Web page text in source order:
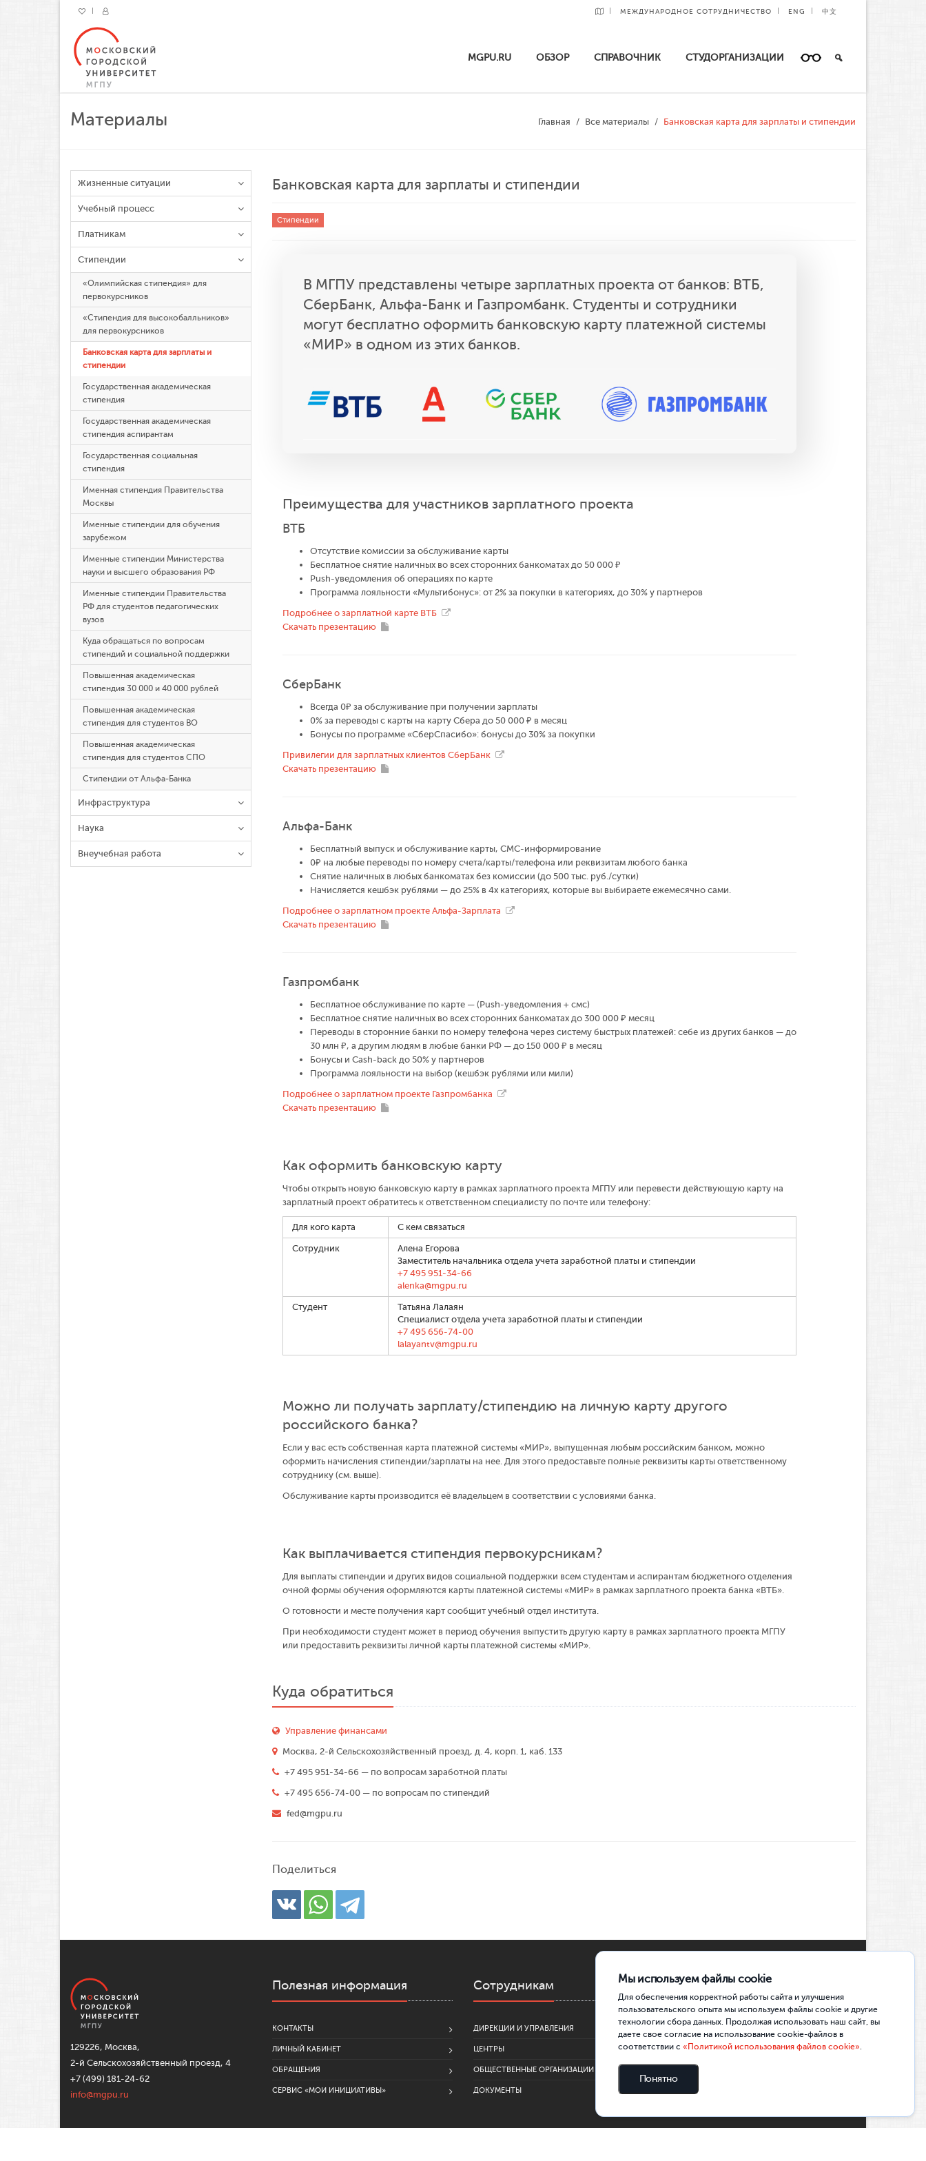
МЕЖДУНАРОДНОЕ СОТРУДНИЧЕСТВО ENG 中文
MGPU.RU ОБЗОР СПРАВОЧНИК СТУДОРГАНИЗАЦИИ
Материалы Главная Все материалы Банковская карта для зарплаты и стипендии
Жизненные ситуации
Учебный процесс
Платникам
Стипендии
«Олимпийская стипендия» для
первокурсников
«Стипендия для высокобалльников»
для первокурсников
Банковская карта для зарплаты и
стипендии
Государственная академическая
стипендия
Государственная академическая
стипендия аспирантам
Государственная социальная
стипендия
Именная стипендия Правительства
Москвы
Именные стипендии для обучения
зарубежом
Именные стипендии Министерства
науки и высшего образования РФ
Именные стипендии Правительства
РФ для студентов педагогических
вузов
Куда обращаться по вопросам
стипендий и социальной поддержки
Повышенная академическая
стипендия 30 000 и 40 000 рублей
Повышенная академическая
стипендия для студентов ВО
Повышенная академическая
стипендия для студентов СПО
Стипендии от Альфа‑Банка
Инфраструктура
Наука
Внеучебная работа
Банковская карта для зарплаты и стипендии
Стипендии
В МГПУ представлены четыре зарплатных проекта от банков: ВТБ,
СберБанк, Альфа-Банк и Газпромбанк. Студенты и сотрудники
могут бесплатно оформить банковскую карту платежной системы
«МИР» в одном из этих банков.
Преимущества для участников зарплатного проекта
ВТБ
Отсутствие комиссии за обслуживание карты
Бесплатное снятие наличных во всех сторонних банкоматах до 50 000 ₽
Push-уведомления об операциях по карте
Программа лояльности «Мультибонус»: от 2% за покупки в категориях, до 30% у партнеров
Подробнее о зарплатной карте ВТБ
Скачать презентацию
СберБанк
Всегда 0₽ за обслуживание при получении зарплаты
0% за переводы с карты на карту Сбера до 50 000 ₽ в месяц
Бонусы по программе «СберСпасибо»: бонусы до 30% за покупки
Привилегии для зарплатных клиентов СберБанк
Скачать презентацию
Альфа-Банк
Бесплатный выпуск и обслуживание карты, СМС-информирование
0₽ на любые переводы по номеру счета/карты/телефона или реквизитам любого банка
Снятие наличных в любых банкоматах без комиссии (до 500 тыс. руб./сутки)
Начисляется кешбэк рублями — до 25% в 4х категориях, которые вы выбираете ежемесячно сами.
Подробнее о зарплатном проекте Альфа-Зарплата
Скачать презентацию
Газпромбанк
Бесплатное обслуживание по карте — (Push-уведомления + смс)
Бесплатное снятие наличных во всех сторонних банкоматах до 300 000 ₽ месяц
Переводы в сторонние банки по номеру телефона через систему быстрых платежей: себе из других банков — до
30 млн ₽, а другим людям в любые банки РФ — до 150 000 ₽ в месяц
Бонусы и Cash-back до 50% у партнеров
Программа лояльности на выбор (кешбэк рублями или мили)
Подробнее о зарплатном проекте Газпромбанка
Скачать презентацию
Как оформить банковскую карту
Чтобы открыть новую банковскую карту в рамках зарплатного проекта МГПУ или перевести действующую карту на
зарплатный проект обратитесь к ответственном специалисту по почте или телефону:
Для кого карта С кем связаться
Сотрудник
Алена Егорова
Заместитель начальника отдела учета заработной платы и стипендии
+7 495 951-34-66
alenka@mgpu.ru
Студент
Татьяна Лалаян
Специалист отдела учета заработной платы и стипендии
+7 495 656-74-00
lalayantv@mgpu.ru
Можно ли получать зарплату/стипендию на личную карту другого
российского банка?
Если у вас есть собственная карта платежной системы «МИР», выпущенная любым российским банком, можно
оформить начисления стипендии/зарплаты на нее. Для этого предоставьте полные реквизиты карты ответственному
сотруднику (см. выше).
Обслуживание карты производится её владельцем в соответствии с условиями банка.
Как выплачивается стипендия первокурсникам?
Для выплаты стипендии и других видов социальной поддержки всем студентам и аспирантам бюджетного отделения
очной формы обучения оформляются карты платежной системы «МИР» в рамках зарплатного проекта банка «ВТБ».
О готовности и месте получения карт сообщит учебный отдел института.
При необходимости студент может в период обучения выпустить другую карту в рамках зарплатного проекта МГПУ
или предоставить реквизиты личной карты платежной системы «МИР».
Куда обратиться
Управление финансами
Москва, 2-й Сельскохозяйственный проезд, д. 4, корп. 1, каб. 133
+7 495 951-34-66 — по вопросам заработной платы
+7 495 656-74-00 — по вопросам по стипендий
fed@mgpu.ru
Поделиться
129226, Москва,
2-й Сельскохозяйственный проезд, 4
+7 (499) 181-24-62
info@mgpu.ru
Полезная информация
КОНТАКТЫ
ЛИЧНЫЙ КАБИНЕТ
ОБРАЩЕНИЯ
СЕРВИС «МОИ ИНИЦИАТИВЫ»
Сотрудникам
ДИРЕКЦИИ И УПРАВЛЕНИЯ
ЦЕНТРЫ
ОБЩЕСТВЕННЫЕ ОРГАНИЗАЦИИ
ДОКУМЕНТЫ
Социальные сети
ОФИЦИАЛЬНОЕ СООБЩЕСТВО ВК
ПРИЁМНАЯ КОМИССИЯ ВК
КЛТМС | МЕДИА. СОБЫТИЯ. ДРУЗЬЯ
TELEGRAM-КАНАЛ
Мы используем файлы cookie
Для обеспечения корректной работы сайта и улучшения
пользовательского опыта мы используем файлы cookie и другие
технологии сбора данных. Продолжая использовать наш сайт, вы
даете свое согласие на использование cookie-файлов в
соответствии с «Политикой использования файлов cookie».
Понятно